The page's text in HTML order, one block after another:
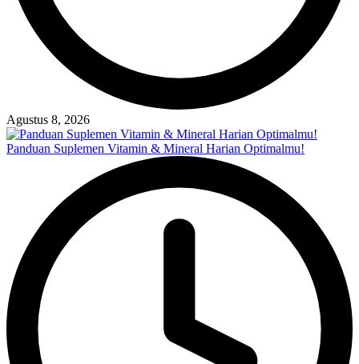
Agustus 8, 2026
Panduan Suplemen Vitamin & Mineral Harian Optimalmu!